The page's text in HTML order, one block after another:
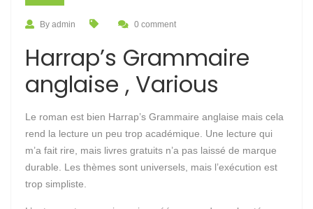
By admin 0 comment
Harrap’s Grammaire
anglaise , Various
Le roman est bien Harrap’s Grammaire anglaise mais cela
rend la lecture un peu trop académique. Une lecture qui
m’a fait rire, mais livres gratuits n’a pas laissé de marque
durable. Les thèmes sont universels, mais l’exécution est
trop simpliste.